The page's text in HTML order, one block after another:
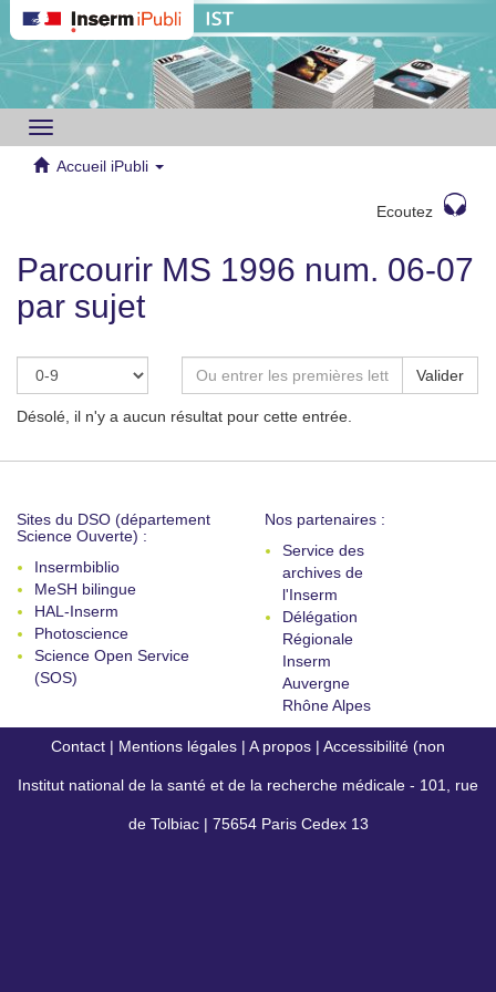
Toggle
navigation
Accueil iPubli
Ecoutez
Parcourir MS 1996 num. 06-07
par sujet
Valider
Désolé, il n'y a aucun résultat pour cette entrée.
Sites du DSO (département
Science Ouverte) :
Insermbiblio
MeSH bilingue
HAL-Inserm
Photoscience
Science Open Service
(SOS)
Nos partenaires :
Service des
archives de
l'Inserm
Délégation
Régionale
Inserm
Auvergne
Rhône Alpes
Contact | Mentions légales | A propos | Accessibilité (non
conforme)
Institut national de la santé et de la recherche médicale - 101, rue
de Tolbiac | 75654 Paris Cedex 13